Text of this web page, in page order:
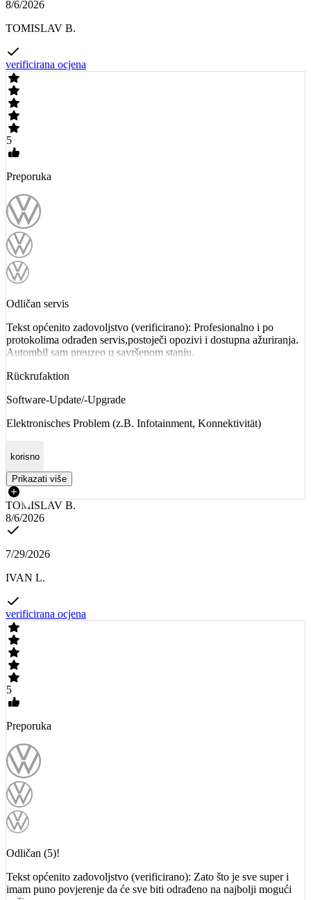
8/6/2026
TOMISLAV B.
verificirana ocjena
5
Preporuka
Odličan servis
Tekst općenito zadovoljstvo (verificirano): Profesionalno i po
protokolima odrađen servis,postoječi opozivi i dostupna ažuriranja.
Autombil sam preuzeo u savršenom stanju.
Rückrufaktion
Software-Update/-Upgrade
Elektronisches Problem (z.B. Infotainment, Konnektivität)
korisno
Prikazati više
TOMISLAV B.
8/6/2026
7/29/2026
IVAN L.
verificirana ocjena
5
Preporuka
Odličan (5)!
Tekst općenito zadovoljstvo (verificirano): Zato što je sve super i
imam puno povjerenje da će sve biti odrađeno na najbolji mogući